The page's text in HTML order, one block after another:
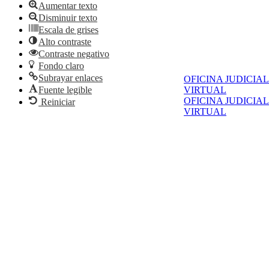
OFICINA JUDICIAL
VIRTUAL
OFICINA JUDICIAL
VIRTUAL
Aumentar texto
Disminuir texto
Escala de grises
Alto contraste
Contraste negativo
Fondo claro
Subrayar enlaces
Fuente legible
Reiniciar